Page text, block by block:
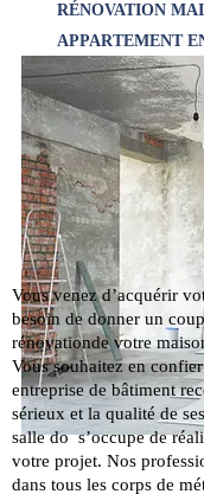
RÉNOVATION
APPARTEMENT
Vous venez d’acquérir
besoin de donner un
rénovationde votre
Vous souhaitez en
entreprise de bâtiment
sérieux et la qualité de
salle do s’occupe de
votre projet. Nos
dans tous les corps de